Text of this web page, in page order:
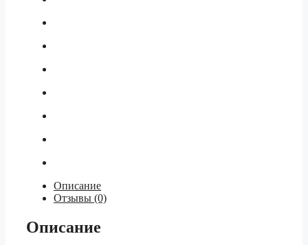
Описание
Отзывы (0)
Описание